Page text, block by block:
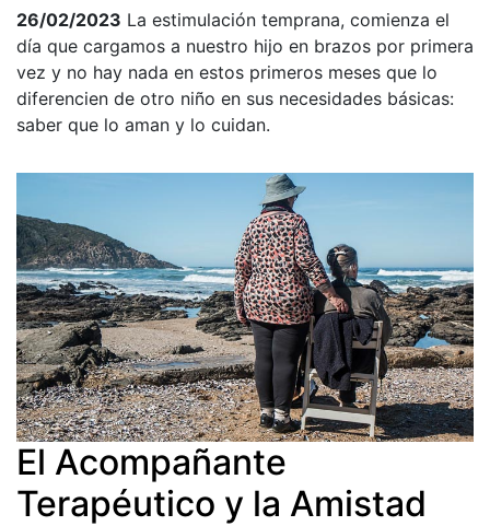
26/02/2023 La estimulación temprana, comienza el
día que cargamos a nuestro hijo en brazos por primera
vez y no hay nada en estos primeros meses que lo
diferencien de otro niño en sus necesidades básicas:
saber que lo aman y lo cuidan.
El Acompañante
Terapéutico y la Amistad